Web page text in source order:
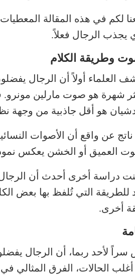
لكم في هذه المقالة
يجذب الرجال فعلاً.
وطريقة الكلام
العلماء أولاً أن الرجال
شهرة هو صوت مارلين
هو أقل جاذبية من وجهة
عن واقع أن الأصوات
العميق أو الخشن يعكس
دراسة أخرى أحدث أن الرجال
للطريقة التي تُلفظ بها بعض
أخرى.
سراً لأحد ربما، أن الرجال
الحالات، الفرق المثالي في